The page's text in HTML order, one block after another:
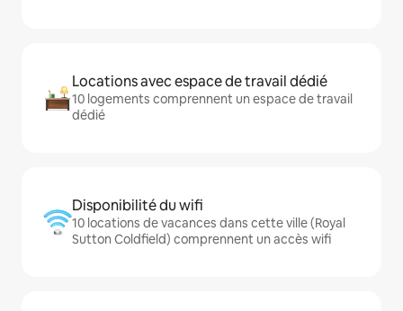
Locations avec espace de travail dédié
10 logements comprennent un espace de travail
dédié
Disponibilité du wifi
10 locations de vacances dans cette ville (Royal
Sutton Coldfield) comprennent un accès wifi